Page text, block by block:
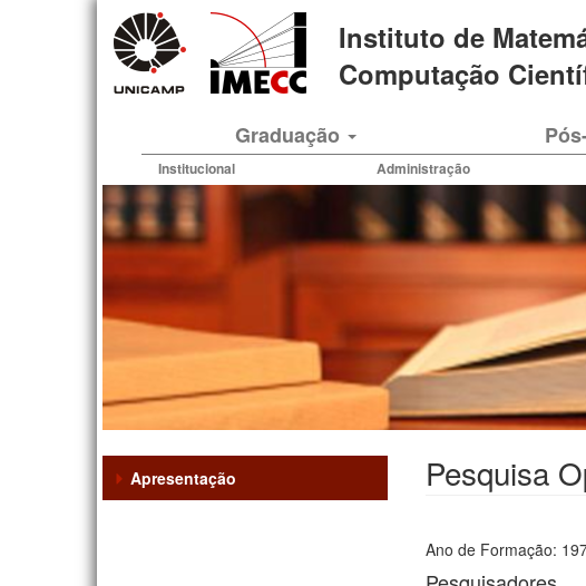
Instituto de
Computação
Graduação
Institucional Administração
Apresentação Pesquisa
Ano de Formação: